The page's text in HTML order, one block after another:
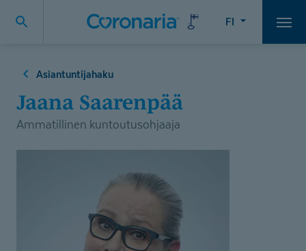
FI
Asiantuntijahaku
Jaana Saarenpää
Ammatillinen kuntoutusohjaaja